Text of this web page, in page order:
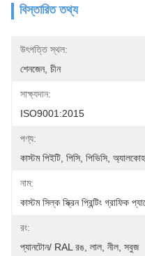
বিস্তারিত তথ্য
উৎপত্তি স্থল:
শেনজেন, চীন
সাক্ষ্যদান:
ISO9001:2015
পণ্য:
কাস্টম পিইটি, পিসি, পিভিসি,
নাম:
কাস্টম সিল্ক স্ক্রিন প্রিন্টিং গ্রাফিক
রং:
প্যানটোন/ RAL রঙ, লাল, নীল, সবুজ